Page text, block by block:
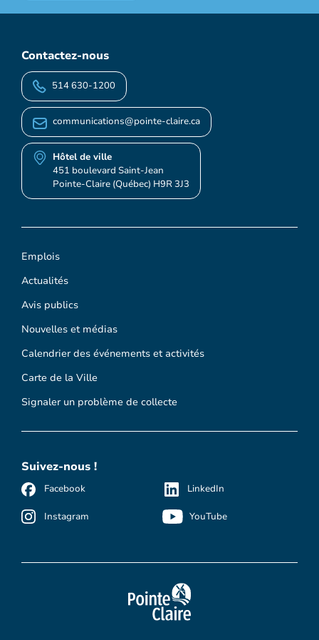
Emplois
Actualités
Avis publics
Nouvelles et médias
Calendrier des événements et activités
Carte de la Ville
Signaler un problème de collecte
Contactez-nous
514 630-1200
communications@pointe-claire.ca
Hôtel de ville
451 boulevard Saint-Jean
Pointe-Claire (Québec) H9R 3J3
Suivez-nous !
Facebook
Instagram
LinkedIn
YouTube